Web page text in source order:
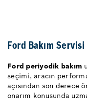
Ford Bakım
Ford periyodik bakım
seçimi, aracın
açısından son derece
onarım konusunda